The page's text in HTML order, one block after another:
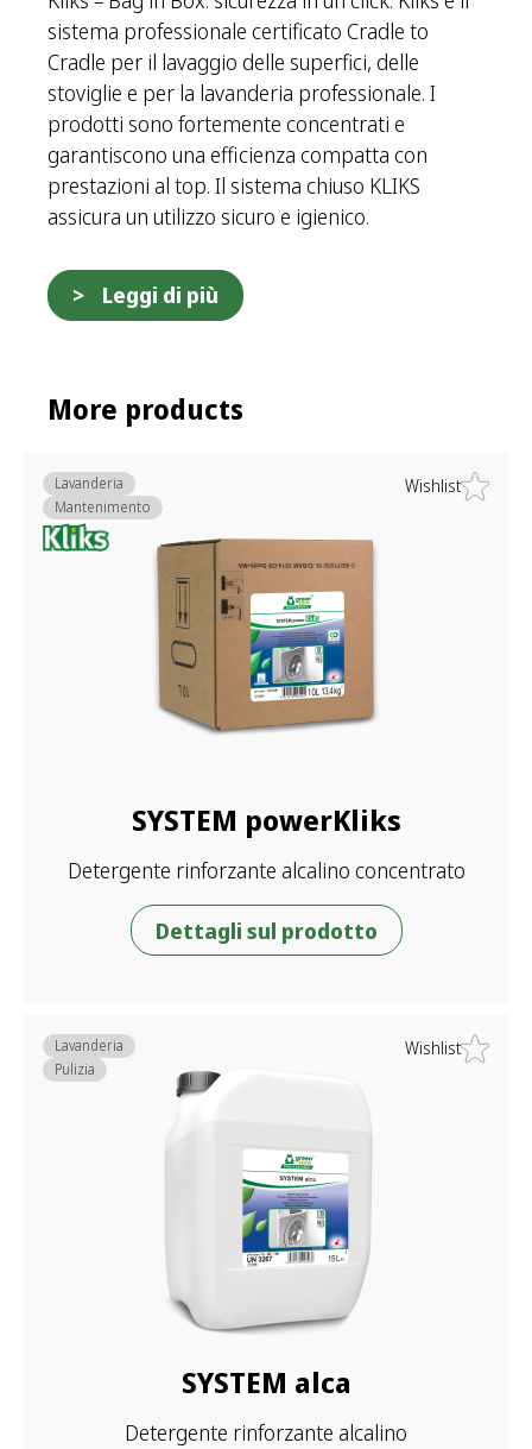
sistema professionale certificato Cradle to
Cradle per il lavaggio delle superfici, delle
stoviglie e per la lavanderia professionale. I
prodotti sono fortemente concentrati e
garantiscono una efficienza compatta con
prestazioni al top. Il sistema chiuso KLIKS
assicura un utilizzo sicuro e igienico.
Leggi di più
More products
Wishlist
SYSTEM powerKliks
Detergente rinforzante alcalino concentrato
Lavanderia
Mantenimento
Dettagli sul prodotto
Wishlist
SYSTEM alca
Detergente rinforzante alcalino
Lavanderia
Pulizia